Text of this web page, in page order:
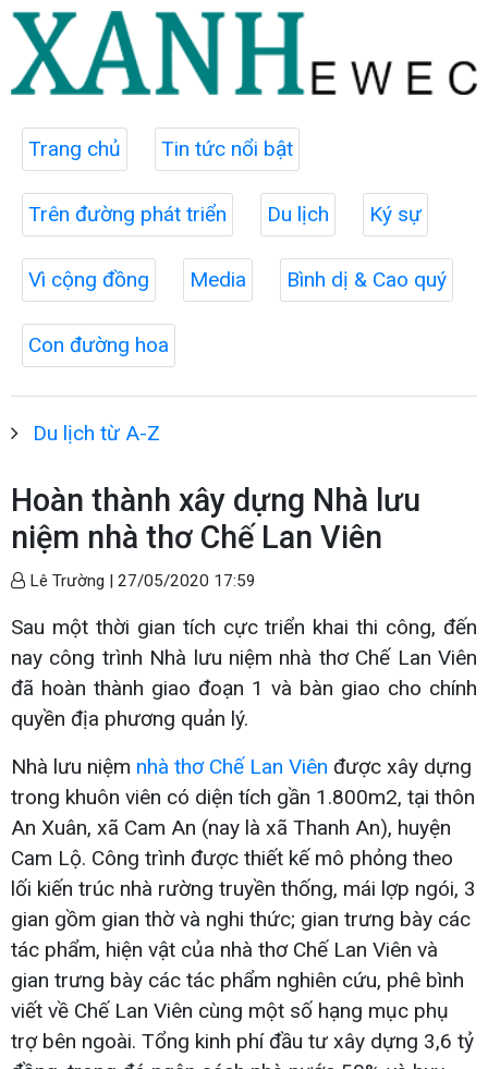
Trang chủ Tin tức nổi bật
Trên đường phát triển Du lịch Ký sự
Vì cộng đồng Media Bình dị & Cao quý
Con đường hoa
Du lịch từ A-Z
Hoàn thành xây dựng Nhà lưu
niệm nhà thơ Chế Lan Viên
Lê Trường | 27/05/2020 17:59
Sau một thời gian tích cực triển khai thi công, đến
nay công trình Nhà lưu niệm nhà thơ Chế Lan Viên
đã hoàn thành giao đoạn 1 và bàn giao cho chính
quyền địa phương quản lý.
Nhà lưu niệm nhà thơ Chế Lan Viên được xây dựng
trong khuôn viên có diện tích gần 1.800m2, tại thôn
An Xuân, xã Cam An (nay là xã Thanh An), huyện
Cam Lộ. Công trình được thiết kế mô phỏng theo
lối kiến trúc nhà rường truyền thống, mái lợp ngói, 3
gian gồm gian thờ và nghi thức; gian trưng bày các
tác phẩm, hiện vật của nhà thơ Chế Lan Viên và
gian trưng bày các tác phẩm nghiên cứu, phê bình
viết về Chế Lan Viên cùng một số hạng mục phụ
trợ bên ngoài. Tổng kinh phí đầu tư xây dựng 3,6 tỷ